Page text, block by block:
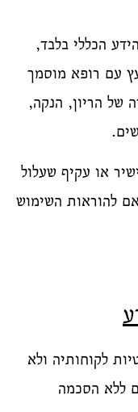
הכללי בלבד,
עם רופא מוסמך
של הריון, הנקה,
או עקיף שעלול
להוראות השימוש
לקוחותיה ולא
ללא הסכמה